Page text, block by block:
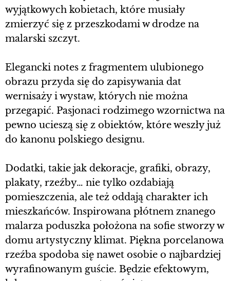
wyjątkowych kobietach, które musiały
zmierzyć się z przeszkodami w drodze na
malarski szczyt.
Elegancki notes z fragmentem ulubionego
obrazu przyda się do zapisywania dat
wernisaży i wystaw, których nie można
przegapić. Pasjonaci rodzimego wzornictwa na
pewno ucieszą się z obiektów, które weszły już
do kanonu polskiego designu.
Dodatki, takie jak dekoracje, grafiki, obrazy,
plakaty, rzeźby… nie tylko ozdabiają
pomieszczenia, ale też oddają charakter ich
mieszkańców. Inspirowana płótnem znanego
malarza poduszka położona na sofie stworzy w
domu artystyczny klimat. Piękna porcelanowa
rzeźba spodoba się nawet osobie o najbardziej
wyrafinowanym guście. Będzie efektowym,